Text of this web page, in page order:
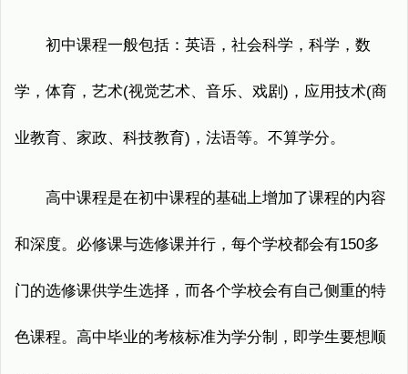
初中课程一般包括：英语，社会科学，科学，数
学，体育，艺术(视觉艺术、音乐、戏剧)，应用技术(商
业教育、家政、科技教育)，法语等。不算学分。
高中课程是在初中课程的基础上增加了课程的内容
和深度。必修课与选修课并行，每个学校都会有150多
门的选修课供学生选择，而各个学校会有自己侧重的特
色课程。高中毕业的考核标准为学分制，即学生要想顺